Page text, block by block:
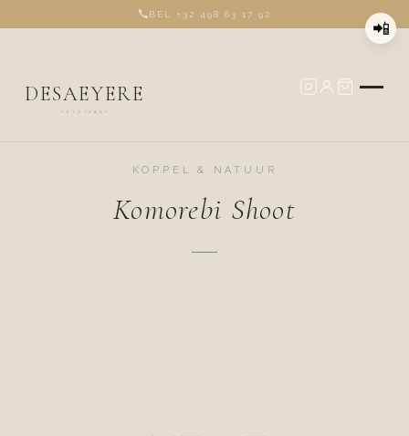
BEL +32 498 63 17 92
DESAEYERE
FOTOGRAAF
KOPPEL & NATUUR
Komorebi Shoot
📲